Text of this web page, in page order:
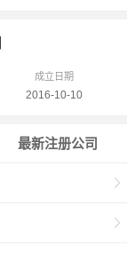
成立日期
2016-10-10
最新注册公司